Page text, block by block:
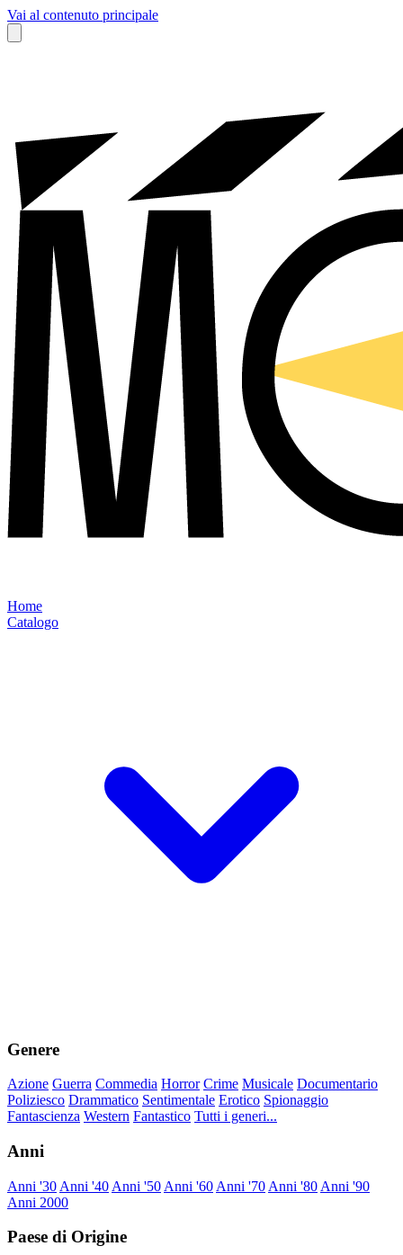
Vai al contenuto principale
Home
Catalogo
Genere
Azione Guerra Commedia Horror Crime Musicale Documentario
Poliziesco Drammatico Sentimentale Erotico Spionaggio
Fantascienza Western Fantastico Tutti i generi...
Anni
Anni '30 Anni '40 Anni '50 Anni '60 Anni '70 Anni '80 Anni '90
Anni 2000
Paese di Origine